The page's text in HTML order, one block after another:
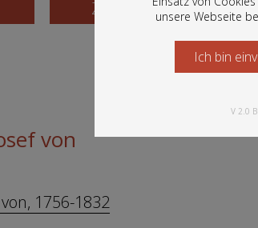
unsere Webseite
Ich bin
Starten
V 2.0
Zum Katalogisat
von
1756-1832